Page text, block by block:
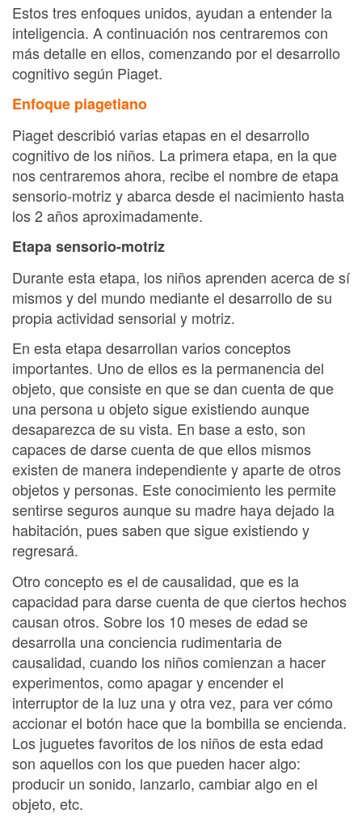
Estos tres enfoques unidos, ayudan a entender la
inteligencia. A continuación nos centraremos con
más detalle en ellos, comenzando por el desarrollo
cognitivo según Piaget.
Enfoque piagetiano
Piaget describió varias etapas en el desarrollo
cognitivo de los niños. La primera etapa, en la que
nos centraremos ahora, recibe el nombre de etapa
sensorio-motriz y abarca desde el nacimiento hasta
los 2 años aproximadamente.
Etapa sensorio-motriz
Durante esta etapa, los niños aprenden acerca de sí
mismos y del mundo mediante el desarrollo de su
propia actividad sensorial y motriz.
En esta etapa desarrollan varios conceptos
importantes. Uno de ellos es la permanencia del
objeto, que consiste en que se dan cuenta de que
una persona u objeto sigue existiendo aunque
desaparezca de su vista. En base a esto, son
capaces de darse cuenta de que ellos mismos
existen de manera independiente y aparte de otros
objetos y personas. Este conocimiento les permite
sentirse seguros aunque su madre haya dejado la
habitación, pues saben que sigue existiendo y
regresará.
Otro concepto es el de causalidad, que es la
capacidad para darse cuenta de que ciertos hechos
causan otros. Sobre los 10 meses de edad se
desarrolla una conciencia rudimentaria de
causalidad, cuando los niños comienzan a hacer
experimentos, como apagar y encender el
interruptor de la luz una y otra vez, para ver cómo
accionar el botón hace que la bombilla se encienda.
Los juguetes favoritos de los niños de esta edad
son aquellos con los que pueden hacer algo:
producir un sonido, lanzarlo, cambiar algo en el
objeto, etc.